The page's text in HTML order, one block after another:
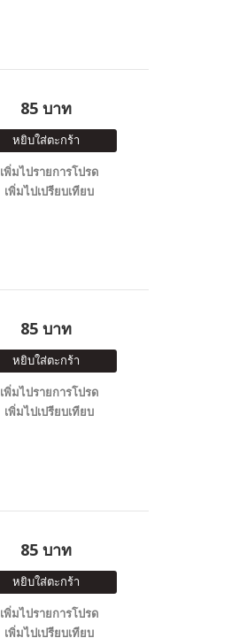
85 บาท
หยิบใส่ตะกร้า
เพิ่มไปรายการโปรด
เพิ่มไปเปรียบเทียบ
85 บาท
หยิบใส่ตะกร้า
เพิ่มไปรายการโปรด
เพิ่มไปเปรียบเทียบ
85 บาท
หยิบใส่ตะกร้า
เพิ่มไปรายการโปรด
เพิ่มไปเปรียบเทียบ